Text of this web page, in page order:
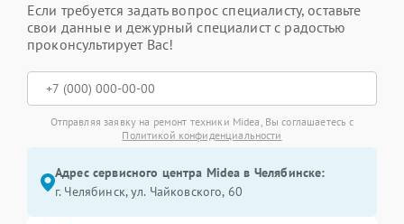
Если требуется задать вопрос специалисту, оставьте
свои данные и дежурный специалист с радостью
проконсультирует Вас!
Отправляя заявку на ремонт техники Midea, Вы соглашаетесь с
Политикой конфиденциальности
Адрес сервисного центра Midea в Челябинске:
г. Челябинск, ул. Чайковского, 60